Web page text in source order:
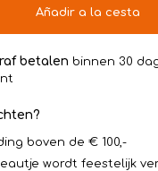
Añadir a la cesta
betalen binnen 30
boven de € 100,-
wordt feestelijk